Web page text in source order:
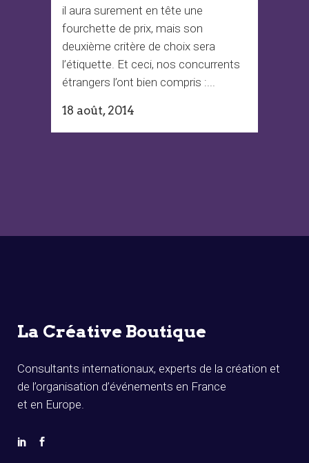
il aura surement en tête une
fourchette de prix, mais son
deuxième critère de choix sera
l’étiquette. Et ceci, nos concurrents
étrangers l’ont bien compris :...
18 août, 2014
La Créative Boutique
Consultants internationaux, experts de la création et
de l’organisation d’événements en France
et en Europe.